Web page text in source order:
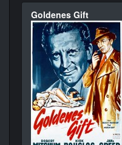
Goldenes Gift